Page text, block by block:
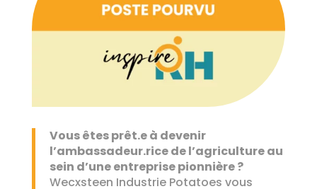
Vous êtes prêt.e à devenir
l’ambassadeur.rice de l’agriculture au
sein d’une entreprise pionnière ?
Wecxsteen Industrie Potatoes vous